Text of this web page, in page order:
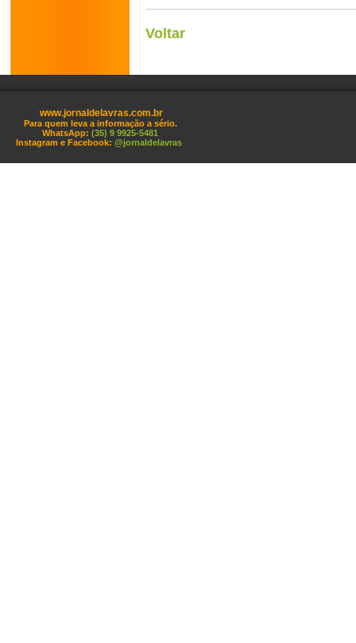
Voltar
www.jornaldelavras.com.br
Para quem leva a informação a sério.
WhatsApp: (35) 9 9925-5481
Instagram e Facebook: @jornaldelavras